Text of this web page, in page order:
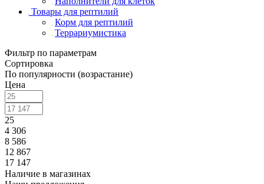
Товары для рептилий
Корм для рептилий
Террариумистика
Фильтр по параметрам
Сортировка
По популярности (возрастание)
Цена
25
4 306
8 586
12 867
17 147
Наличие в магазинах